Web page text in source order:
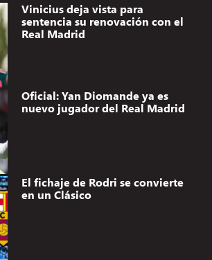
Vinicius deja vista para
sentencia su renovación con el
Real Madrid
Oficial: Yan Diomande ya es
nuevo jugador del Real Madrid
El fichaje de Rodri se convierte
en un Clásico